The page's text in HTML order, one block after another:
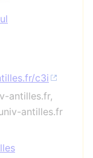
c3i
antilles.fr,
antilles.fr